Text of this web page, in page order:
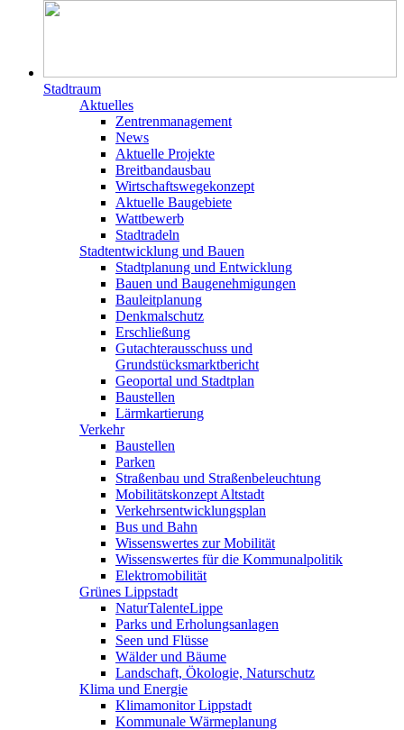
Stadtraum
Aktuelles
Zentrenmanagement
News
Aktuelle Projekte
Breitbandausbau
Wirtschaftswegekonzept
Aktuelle Baugebiete
Wattbewerb
Stadtradeln
Stadtentwicklung und Bauen
Stadtplanung und Entwicklung
Bauen und Baugenehmigungen
Bauleitplanung
Denkmalschutz
Erschließung
Gutachterausschuss und
Grundstücksmarktbericht
Geoportal und Stadtplan
Baustellen
Lärmkartierung
Verkehr
Baustellen
Parken
Straßenbau und Straßenbeleuchtung
Mobilitätskonzept Altstadt
Verkehrsentwicklungsplan
Bus und Bahn
Wissenswertes zur Mobilität
Wissenswertes für die Kommunalpolitik
Elektromobilität
Grünes Lippstadt
NaturTalenteLippe
Parks und Erholungsanlagen
Seen und Flüsse
Wälder und Bäume
Landschaft, Ökologie, Naturschutz
Klima und Energie
Klimamonitor Lippstadt
Kommunale Wärmeplanung